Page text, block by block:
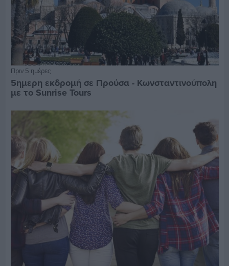
Πριν 5 ημέρες
5ημερη εκδρομή σε Προύσα - Κωνσταντινούπολη
με το Sunrise Tours